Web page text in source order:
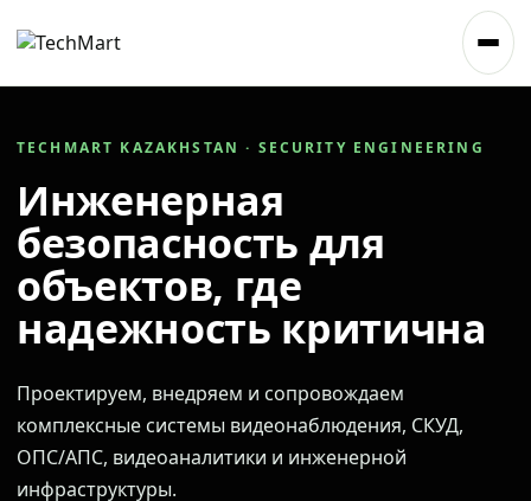
TECHMART KAZAKHSTAN · SECURITY ENGINEERING
Инженерная
безопасность для
объектов, где
надежность критична
Проектируем, внедряем и сопровождаем
комплексные системы видеонаблюдения, СКУД,
ОПС/АПС, видеоаналитики и инженерной
инфраструктуры.